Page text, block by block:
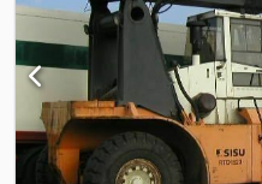
è attualmente smontato,
della macchina base: 6.900 x
Dimensioni di trasporto del
Motore Volvo - 185 kW
intermedia ed errori sono
serve unicamente per
rappresenta alcuna garanzia ai